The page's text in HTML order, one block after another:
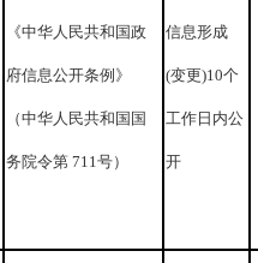
《中华人民共和国政
府信息公开条例》
（中华人民共和国国
务院令第 711号）
信息形成
(变更)10个
工作日内公
开